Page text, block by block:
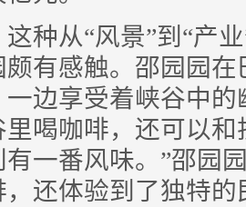
从“风景”到“产业
颇有感触。邵园园
一边享受着峡谷中
里喝咖啡，还可以
有一番风味。”邵园
，还体验到了独特